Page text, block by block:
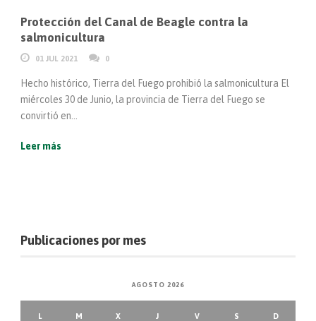
Protección del Canal de Beagle contra la
salmonicultura
01 JUL 2021 0
Hecho histórico, Tierra del Fuego prohibió la salmonicultura El
miércoles 30 de Junio, la provincia de Tierra del Fuego se
convirtió en...
Leer más
Publicaciones por mes
AGOSTO 2026
L M X J V S D